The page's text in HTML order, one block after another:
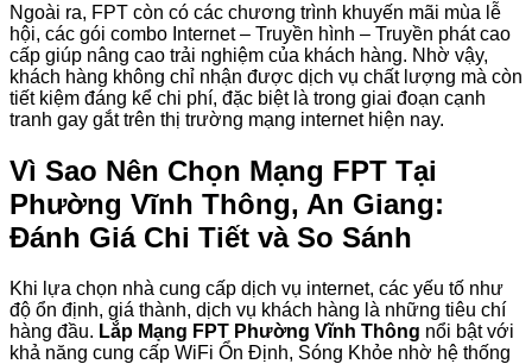
Ngoài ra, FPT còn có các chương trình khuyến mãi mùa lễ
hội, các gói combo Internet – Truyền hình – Truyền phát cao
cấp giúp nâng cao trải nghiệm của khách hàng. Nhờ vậy,
khách hàng không chỉ nhận được dịch vụ chất lượng mà còn
tiết kiệm đáng kể chi phí, đặc biệt là trong giai đoạn cạnh
tranh gay gắt trên thị trường mạng internet hiện nay.
Vì Sao Nên Chọn Mạng FPT Tại
Phường Vĩnh Thông, An Giang:
Đánh Giá Chi Tiết và So Sánh
Khi lựa chọn nhà cung cấp dịch vụ internet, các yếu tố như
độ ổn định, giá thành, dịch vụ khách hàng là những tiêu chí
hàng đầu. Lắp Mạng FPT Phường Vĩnh Thông nổi bật với
khả năng cung cấp WiFi Ổn Định, Sóng Khỏe nhờ hệ thống